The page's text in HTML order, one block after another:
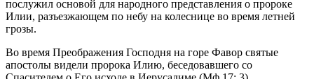
послужил основой для народного представления о пророке
Илии, разъезжающем по небу на колеснице во время летней
грозы.
Во время Преображения Господня на горе Фавор святые
апостолы видели пророка Илию, беседовавшего со